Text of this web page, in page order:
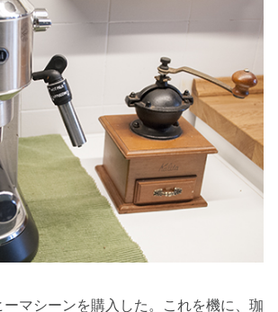
マシーンを購入した。これを機に、珈